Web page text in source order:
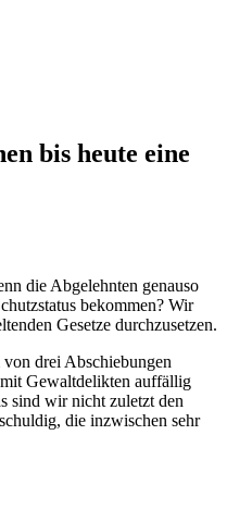
bis heute eine
die Abgelehnten genauso
bekommen? Wir
Gesetze durchzusetzen.
drei Abschiebungen
Gewaltdelikten auffällig
sind wir nicht zuletzt den
die inzwischen sehr